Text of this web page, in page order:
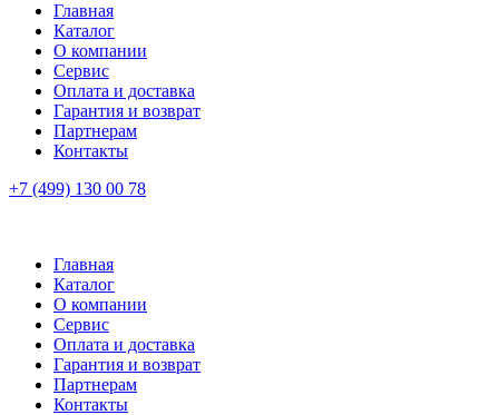
Главная
Каталог
О компании
Сервис
Оплата и доставка
Гарантия и возврат
Партнерам
Контакты
+7 (499) 130 00 78
Главная
Каталог
О компании
Сервис
Оплата и доставка
Гарантия и возврат
Партнерам
Контакты